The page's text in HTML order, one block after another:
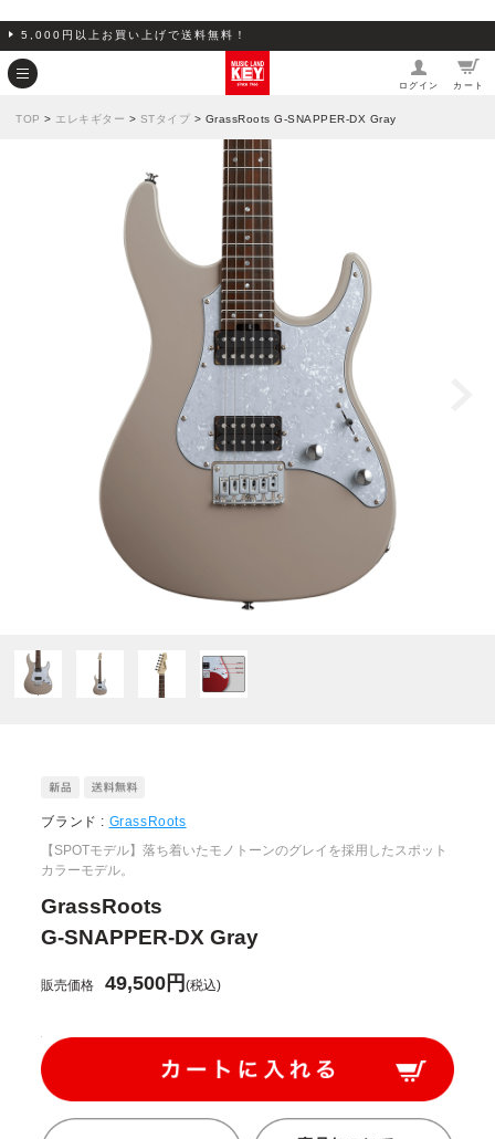
5,000円以上お買い上げで送料無料！
ログイン カート
TOP > エレキギター > STタイプ > GrassRoots G-SNAPPER-DX Gray
ブランド : GrassRoots
【SPOTモデル】落ち着いたモノトーンのグレイを採用したスポット
カラーモデル。
GrassRoots
G-SNAPPER-DX Gray
販売価格 49,500円(税込)